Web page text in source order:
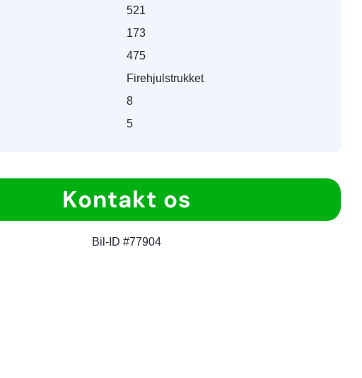
521
173
475
Firehjulstrukket
8
5
Kontakt os
Bil-ID #77904